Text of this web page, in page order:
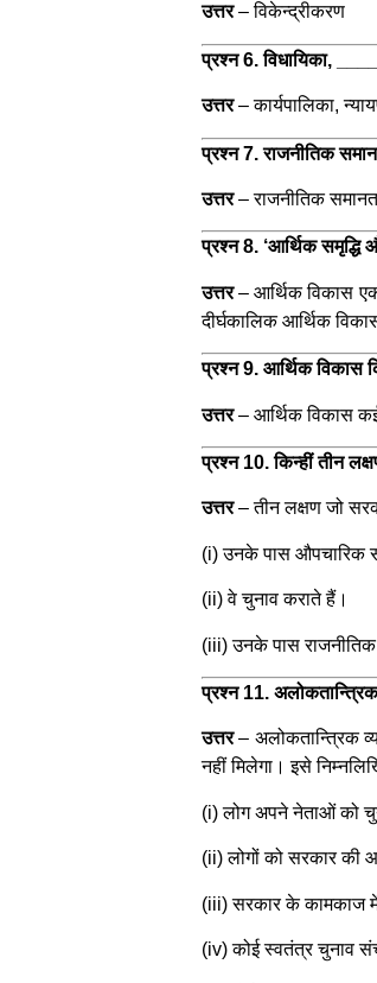
उत्तर–विकेन्द्रीकरण
प्रश्न 6. विधायिका,
उत्तर–कार्यपालिका,
प्रश्न 7. राजनीतिक
उत्तर–राजनीतिक
प्रश्न 8. ‘आर्थिक समृद्धि
उत्तर–आर्थिक विकास
दीर्घकालिक आर्थिक
प्रश्न 9. आर्थिक विकास
उत्तर– आर्थिक विकास
प्रश्न 10. किन्हीं तीन
उत्तर–तीन लक्षण जो
(i) उनके पास औपचारिक
(ii) वे चुनाव कराते हैं।
(iii) उनके पास
प्रश्न 11.
उत्तर– अलोकतान्त्रिक
नहीं मिलेगा। इसे
(i) लोग अपने नेताओं को
(ii) लोगों को सरकार की
(iii) सरकार के कामकाज में
(iv) कोई स्वतंत्र चुनाव